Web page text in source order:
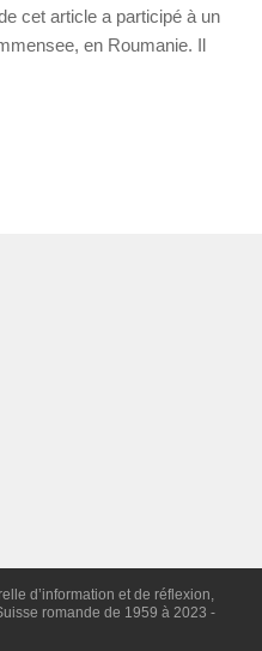
cet article a participé à un
en Roumanie. Il
d’information et de réflexion,
romande de 1959 à 2023 -